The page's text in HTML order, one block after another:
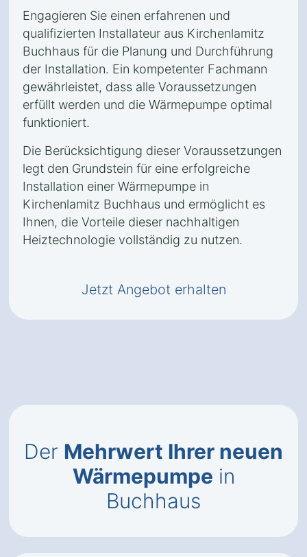
Engagieren Sie einen erfahrenen und
qualifizierten Installateur aus Kirchenlamitz
Buchhaus für die Planung und Durchführung
der Installation. Ein kompetenter Fachmann
gewährleistet, dass alle Voraussetzungen
erfüllt werden und die Wärmepumpe optimal
funktioniert.
Die Berücksichtigung dieser Voraussetzungen
legt den Grundstein für eine erfolgreiche
Installation einer Wärmepumpe in
Kirchenlamitz Buchhaus und ermöglicht es
Ihnen, die Vorteile dieser nachhaltigen
Heiztechnologie vollständig zu nutzen.
Jetzt Angebot erhalten
Der Mehrwert Ihrer neuen
Wärmepumpe in
Buchhaus